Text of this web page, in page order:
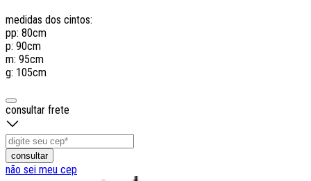
medidas dos cintos:
pp: 80cm
p: 90cm
m: 95cm
g: 105cm
consultar frete
consultar
não sei meu cep